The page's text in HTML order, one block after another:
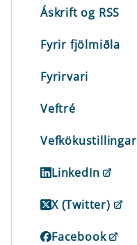
Áskrift og RSS
Fyrir fjölmiðla
Fyrirvari
Veftré
Vefkökustillingar
LinkedIn
X (Twitter)
Facebook